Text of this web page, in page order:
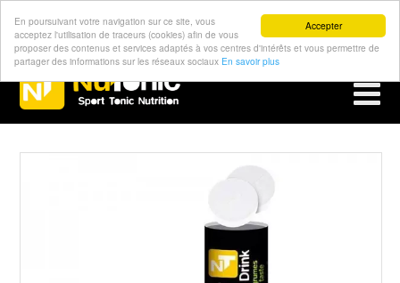
Accepter
En poursuivant votre navigation sur ce site, vous
acceptez l'utilisation de traceurs (cookies) afin de vous
proposer des contenus et services adaptés à vos centres d'intérêts et vous permettre de
partager des informations sur les réseaux sociaux En savoir plus